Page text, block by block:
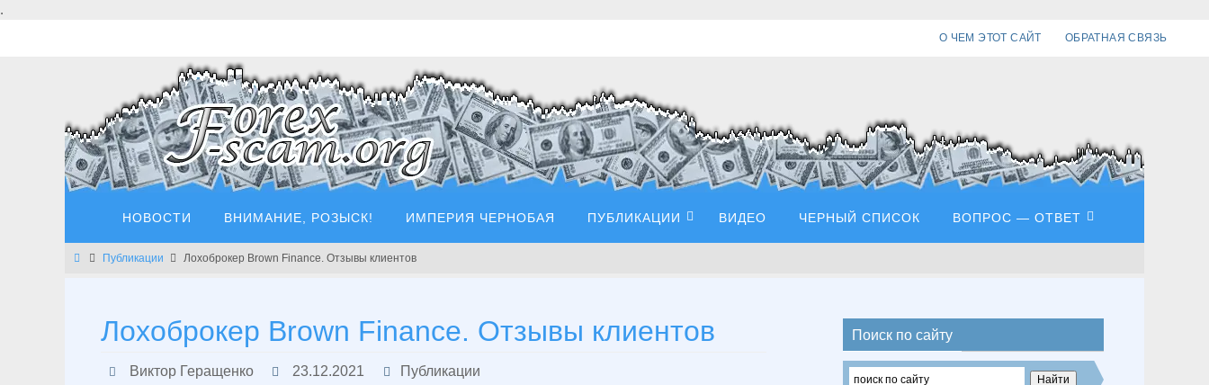
.
О ЧЕМ ЭТОТ САЙТ ОБРАТНАЯ СВЯЗЬ
НОВОСТИ ВНИМАНИЕ, РОЗЫСК! ИМПЕРИЯ ЧЕРНОБАЯ ПУБЛИКАЦИИ ВИДЕО ЧЕРНЫЙ СПИСОК ВОПРОС — ОТВЕТ
Главная
Публикации Лохоброкер Brown Finance. Отзывы клиентов
Лохоброкер Brown Finance. Отзывы клиентов
Виктор Геращенко 23.12.2021 Публикации
Поиск по сайту